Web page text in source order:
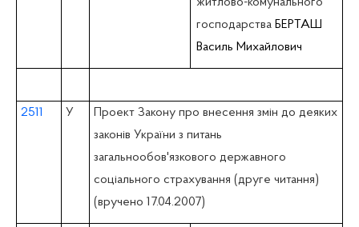
господарства БЕРТАШ
Василь Михайлович
2511 У
Проект Закону про внесення змін до деяких
законів України з питань
загальнообов'язкового державного
соціального страхування (друге читання)
(вручено 17.04.2007)